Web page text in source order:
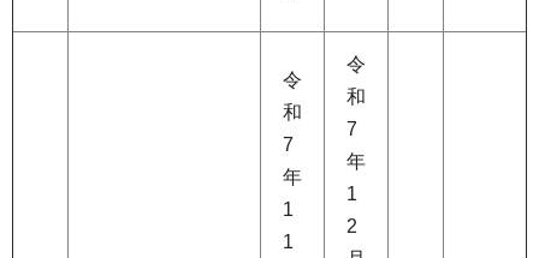
令
和
7
年
1
1
令
和
7
年
1
2